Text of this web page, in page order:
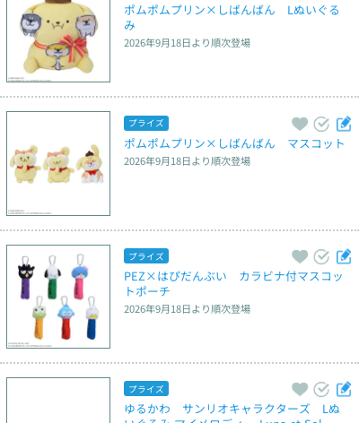
ポムポムプリン×しばんばん　Lぬいぐる
み
2026年9月18日より順次登場
プライズ
ポムポムプリン×しばんばん　マスコット
2026年9月18日より順次登場
プライズ
PEZ×はぴだんぶい　カラビナ付マスコッ
トポーチ
2026年9月18日より順次登場
プライズ
ゆるかわ　サンリオキャラクターズ　Lぬ